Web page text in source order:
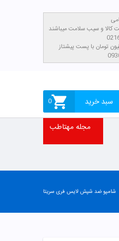
سبد خرید 0
مجله مهتاطب
شامپو ضد شپش لایس فری سریتا